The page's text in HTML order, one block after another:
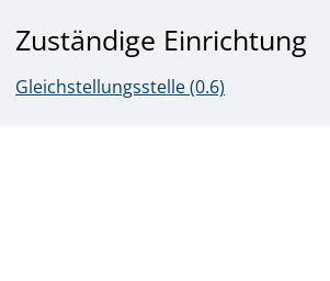
Zuständige Einrichtung
Gleichstellungsstelle (0.6)